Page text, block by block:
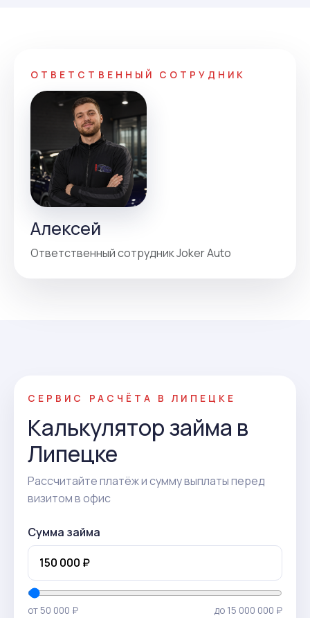
ОТВЕТСТВЕННЫЙ СОТРУДНИК
Алексей
Ответственный сотрудник Joker Auto
СЕРВИС РАСЧЁТА В ЛИПЕЦКЕ
Калькулятор займа в
Липецке
Рассчитайте платёж и сумму выплаты перед
визитом в офис
Сумма займа
от 50 000 ₽ до 15 000 000 ₽